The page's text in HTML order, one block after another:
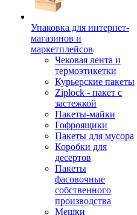
Упаковка для интернет-
магазинов и
маркетплейсов
Чековая лента и
термоэтикетки
Курьерские пакеты
Ziplock - пакет с
застежкой
Пакеты-майки
Гофроящики
Пакеты для мусора
Коробки для
десертов
Пакеты
фасовочные
собственного
производства
Мешки